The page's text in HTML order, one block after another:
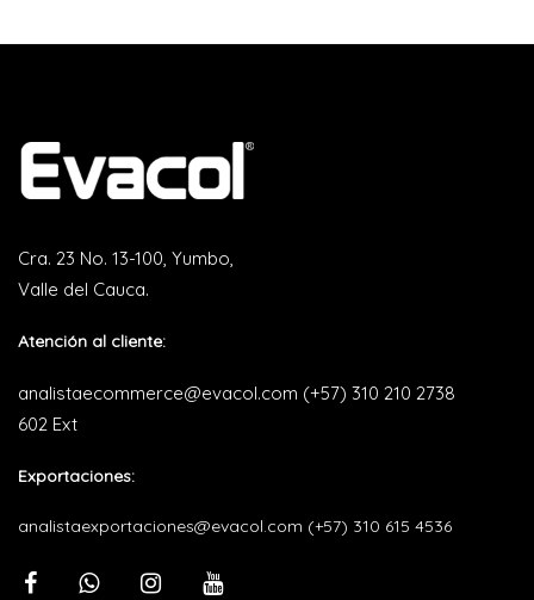
Cra. 23 No. 13-100, Yumbo,
Valle del Cauca.
Atención al cliente:
analistaecommerce@evacol.com (+57) 310 210 2738
602 Ext
Exportaciones:
analistaexportaciones@evacol.com (+57) 310 615 4536